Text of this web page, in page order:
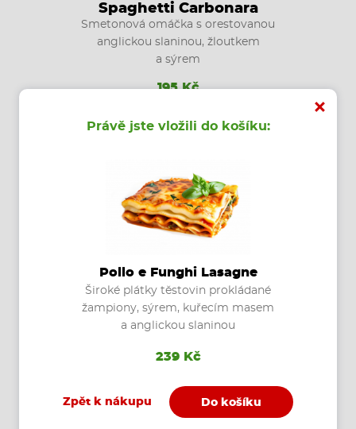
Spaghetti Carbonara
Smetonová omáčka s orestovanou
anglickou slaninou, žloutkem
a sýrem
195 Kč
Koupit
Olio e Aglio
olivový olej, česnek, sýr, feferony
Právě jste vložili do košíku:
Pollo e Funghi Lasagne
Široké plátky těstovin prokládané
žampiony, sýrem, kuřecím masem
a anglickou slaninou
239 Kč
Zpět k nákupu Do košíku